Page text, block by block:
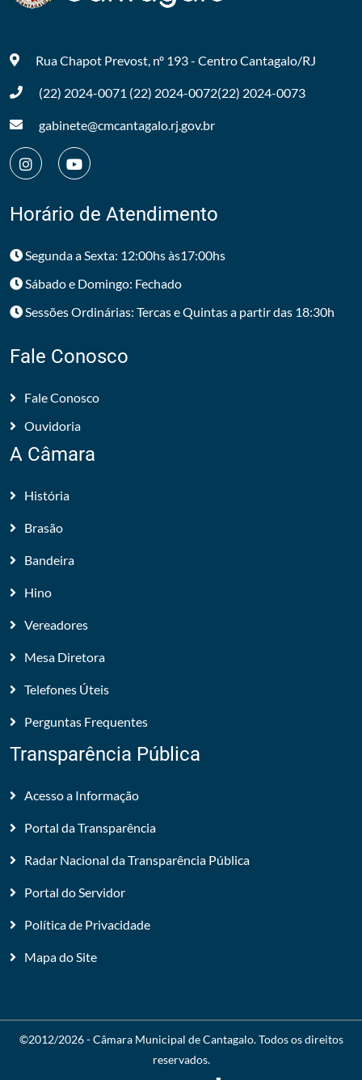
Rua Chapot Prevost, nº 193 - CentroCantagalo/RJ
(22) 2024-0071 (22) 2024-0072(22) 2024-0073
gabinete@cmcantagalo.rj.gov.br
Horário de Atendimento
Segunda a Sexta: 12:00hs às17:00hs
Sábado e Domingo: Fechado
Sessões Ordinárias: Tercas e Quintas a partir das 18:30h
Fale Conosco
Fale Conosco
Ouvidoria
A Câmara
História
Brasão
Bandeira
Hino
Vereadores
Mesa Diretora
Telefones Úteis
Perguntas Frequentes
Transparência Pública
Acesso a Informação
Portal da Transparência
Radar Nacional da Transparência Pública
Portal do Servidor
Política de Privacidade
Mapa do Site
©2012/2026 -Câmara Municipal de Cantagalo. Todos os direitos
reservados.